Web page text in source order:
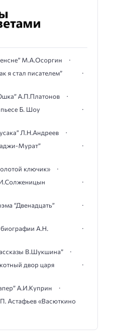
М.А.Осоргин
я стал писателем”
А.П.Платонов
пьесе Б. Шоу
Л.Н.Андреев
Мурат”
ключик»
“Двенадцать”
биографии А.Н.
В.Шукшина”
двор царя
А.И.Куприн
Астафьев «Васюткино